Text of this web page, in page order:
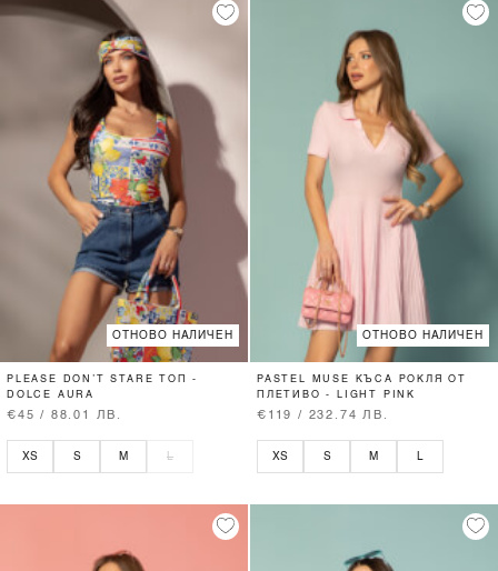
ОТНОВО НАЛИЧЕН
PLEASE DON’T STARE ТОП -
DOLCE AURA
€45 / 88.01 ЛВ.
XS S M L
ОТНОВО НАЛИЧЕН
PASTEL MUSE КЪСА РОКЛЯ ОТ
ПЛЕТИВО - LIGHT PINK
€119 / 232.74 ЛВ.
XS S M